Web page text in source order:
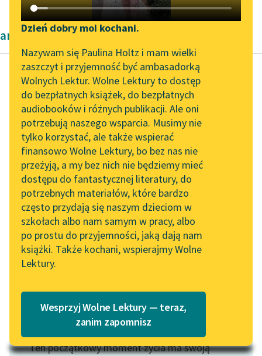
Katalog DAISY
Podkasty o książkach
Zgłoś brak utworu
Aktualności
„Prokurator Alicja Horn”
do słuchania
Byliśmy częścią AI Impact
Lab
Zapraszamy na spotkanie
online z tłumaczkami
literatury skandynawskiej
Spotkanie z Katarzyną
Tunkiel w Oslo
102. lata temu zmarł
Joseph Conrad
Lektury szkolne i klasyka
literatury do słuchania dla
uczennic i uczniów z
Narzędzia
Mapa Wolnych Lektur
Leśmianator
Przewodnik dla piszących i
czytających
API
OAI-PMH
Widget Wolnych Lektur
Przypisy
Katalog w formacie PDF
Dzień dobry moi kochani.
Nazywam się Paulina Holtz i mam wielki
zaszczyt i przyjemność być ambasadorką
Wolnych Lektur. Wolne Lektury to dostęp
do bezpłatnych książek, do bezpłatnych
audiobooków i różnych publikacji. Ale oni
potrzebują naszego wsparcia. Musimy nie
tylko korzystać, ale także wspierać
finansowo Wolne Lektury, bo bez nas nie
przeżyją, a my bez nich nie będziemy mieć
dostępu do fantastycznej literatury, do
potrzebnych materiałów, które bardzo
często przydają się naszym dzieciom w
szkołach albo nam samym w pracy, albo
po prostu do przyjemności, jaką dają nam
książki. Także kochani, wspierajmy Wolne
Lektury.
Wesprzyj Wolne Lektury — teraz,
zanim zapomnisz
artykuły naukowe Kazimierza Wyki
Kazimierz Wyka
Modernizm polski
Dzisiaj tę książkę
napisałbym na pewno
inaczej, być może
całkiem inaczej. Tak od
strony
wprowadzonego...
Czytaj więcej
Motyw: Narodziny
Ten początkowy moment życia ma swoją